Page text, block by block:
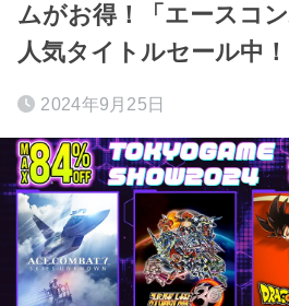
ムがお得！「エースコ
人気タイトルセール中！
2024年9月25日